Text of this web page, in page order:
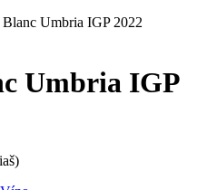
Blanc Umbria IGP 2022
Umbria IGP